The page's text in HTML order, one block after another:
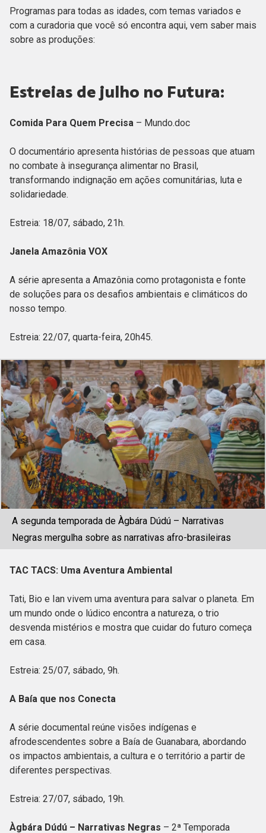
Programas para todas as idades, com temas variados e
com a curadoria que você só encontra aqui, vem saber mais
sobre as produções:
Estreias de julho no Futura:
Comida Para Quem Precisa – Mundo.doc
O documentário apresenta histórias de pessoas que atuam
no combate à insegurança alimentar no Brasil,
transformando indignação em ações comunitárias, luta e
solidariedade.
Estreia: 18/07, sábado, 21h.
Janela Amazônia VOX
A série apresenta a Amazônia como protagonista e fonte
de soluções para os desafios ambientais e climáticos do
nosso tempo.
Estreia: 22/07, quarta-feira, 20h45.
A segunda temporada de Àgbára Dúdú – Narrativas
Negras mergulha sobre as narrativas afro-brasileiras
TAC TACS: Uma Aventura Ambiental
Tati, Bio e Ian vivem uma aventura para salvar o planeta. Em
um mundo onde o lúdico encontra a natureza, o trio
desvenda mistérios e mostra que cuidar do futuro começa
em casa.
Estreia: 25/07, sábado, 9h.
A Baía que nos Conecta
A série documental reúne visões indígenas e
afrodescendentes sobre a Baía de Guanabara, abordando
os impactos ambientais, a cultura e o território a partir de
diferentes perspectivas.
Estreia: 27/07, sábado, 19h.
Àgbára Dúdú – Narrativas Negras – 2ª Temporada